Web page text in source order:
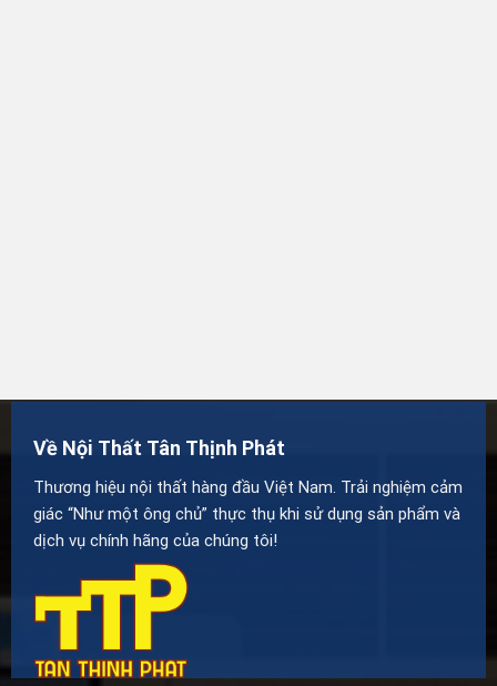
Về Nội Thất Tân Thịnh Phát
Thương hiệu nội thất hàng đầu Việt Nam. Trải nghiệm cảm
giác “Như một ông chủ” thực thụ khi sử dụng sản phẩm và
dịch vụ chính hãng của chúng tôi!